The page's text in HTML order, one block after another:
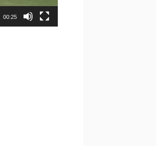
00:25